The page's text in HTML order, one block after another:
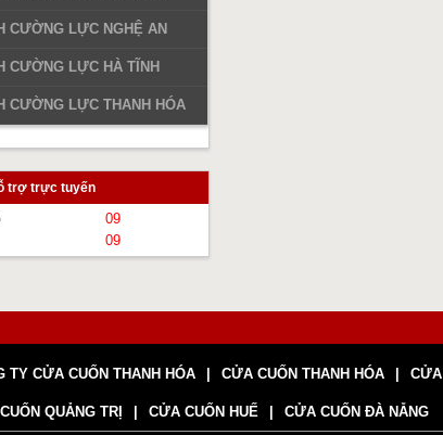
CƯỜNG LỰC NGHỆ AN
CƯỜNG LỰC HÀ TĨNH
CƯỜNG LỰC THANH HÓA
trợ trực tuyến
09
09
TY CỬA CUỐN THANH HÓA CỬA CUỐN THANH HÓA CỬA
QUẢNG TRỊ CỬA CUỐN HUẾ CỬA CUỐN ĐÀ NẴNG